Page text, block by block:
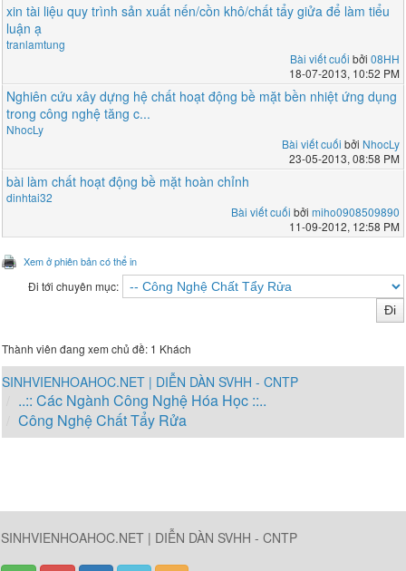
xin tài liệu quy trình sản xuất nến/cồn khô/chất tẩy giửa để làm tiểu
luận ạ
tranlamtung
Bài viết cuối bởi 08HH
18-07-2013, 10:52 PM
Nghiên cứu xây dựng hệ chất hoạt động bề mặt bền nhiệt ứng dụng
trong công nghệ tăng c...
NhocLy
Bài viết cuối bởi NhocLy
23-05-2013, 08:58 PM
bài làm chất hoạt động bề mặt hoàn chỉnh
dinhtai32
Bài viết cuối bởi miho0908509890
11-09-2012, 12:58 PM
Xem ở phiên bản có thể in
Đi tới chuyên mục:
Thành viên đang xem chủ đề: 1 Khách
SINHVIENHOAHOC.NET | DIỄN DÀN SVHH - CNTP
..:: Các Ngành Công Nghệ Hóa Học ::..
Công Nghệ Chất Tẩy Rửa
SINHVIENHOAHOC.NET | DIỄN DÀN SVHH - CNTP